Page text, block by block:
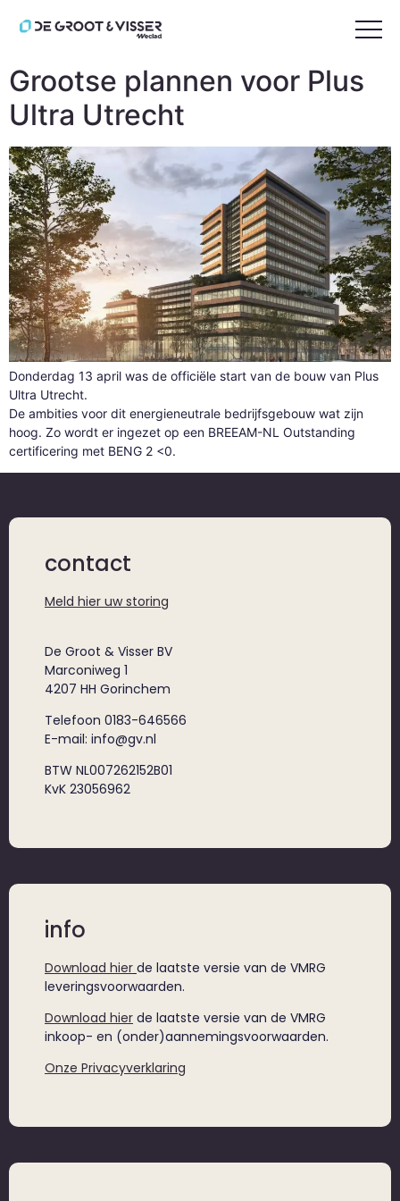
Tag:Cepezed
Grootse plannen voor Plus
Ultra Utrecht
Donderdag 13 april was de officiële start van de bouw van Plus
Ultra Utrecht.
De ambities voor dit energieneutrale bedrijfsgebouw wat zijn
hoog. Zo wordt er ingezet op een BREEAM-NL Outstanding
certificering met BENG 2 <0.
contact
Meld hier uw storing
De Groot & Visser BV
Marconiweg 1
4207 HH Gorinchem
Telefoon 0183-646566
E-mail: info@gv.nl
BTW NL007262152B01
KvK 23056962
info
Download hier de laatste versie van de VMRG
leveringsvoorwaarden.
Download hier de laatste versie van de VMRG
inkoop- en (onder)aannemingsvoorwaarden.
Onze Privacyverklaring